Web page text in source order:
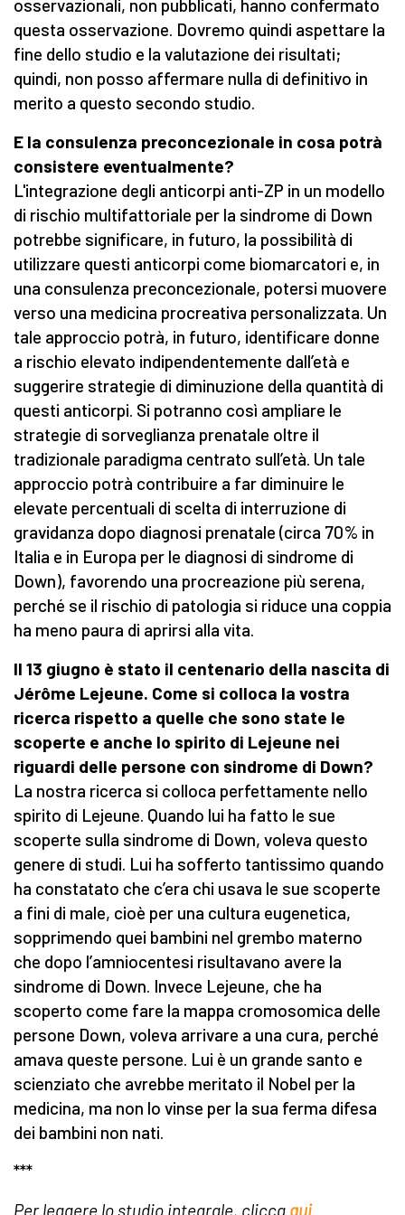
osservazionali, non pubblicati, hanno confermato
questa osservazione. Dovremo quindi aspettare la
fine dello studio e la valutazione dei risultati;
quindi, non posso affermare nulla di definitivo in
merito a questo secondo studio.
E la consulenza preconcezionale in cosa potrà
consistere eventualmente?
L'integrazione degli anticorpi anti-ZP in un modello
di rischio multifattoriale per la sindrome di Down
potrebbe significare, in futuro, la possibilità di
utilizzare questi anticorpi come biomarcatori e, in
una consulenza preconcezionale, potersi muovere
verso una medicina procreativa personalizzata. Un
tale approccio potrà, in futuro, identificare donne
a rischio elevato indipendentemente dall’età e
suggerire strategie di diminuzione della quantità di
questi anticorpi. Si potranno così ampliare le
strategie di sorveglianza prenatale oltre il
tradizionale paradigma centrato sull’età. Un tale
approccio potrà contribuire a far diminuire le
elevate percentuali di scelta di interruzione di
gravidanza dopo diagnosi prenatale (circa 70% in
Italia e in Europa per le diagnosi di sindrome di
Down), favorendo una procreazione più serena,
perché se il rischio di patologia si riduce una coppia
ha meno paura di aprirsi alla vita.
Il 13 giugno è stato il centenario della nascita di
Jérôme Lejeune. Come si colloca la vostra
ricerca rispetto a quelle che sono state le
scoperte e anche lo spirito di Lejeune nei
riguardi delle persone con sindrome di Down?
La nostra ricerca si colloca perfettamente nello
spirito di Lejeune. Quando lui ha fatto le sue
scoperte sulla sindrome di Down, voleva questo
genere di studi. Lui ha sofferto tantissimo quando
ha constatato che c’era chi usava le sue scoperte
a fini di male, cioè per una cultura eugenetica,
sopprimendo quei bambini nel grembo materno
che dopo l’amniocentesi risultavano avere la
sindrome di Down. Invece Lejeune, che ha
scoperto come fare la mappa cromosomica delle
persone Down, voleva arrivare a una cura, perché
amava queste persone. Lui è un grande santo e
scienziato che avrebbe meritato il Nobel per la
medicina, ma non lo vinse per la sua ferma difesa
dei bambini non nati.
***
Per leggere lo studio integrale, clicca qui